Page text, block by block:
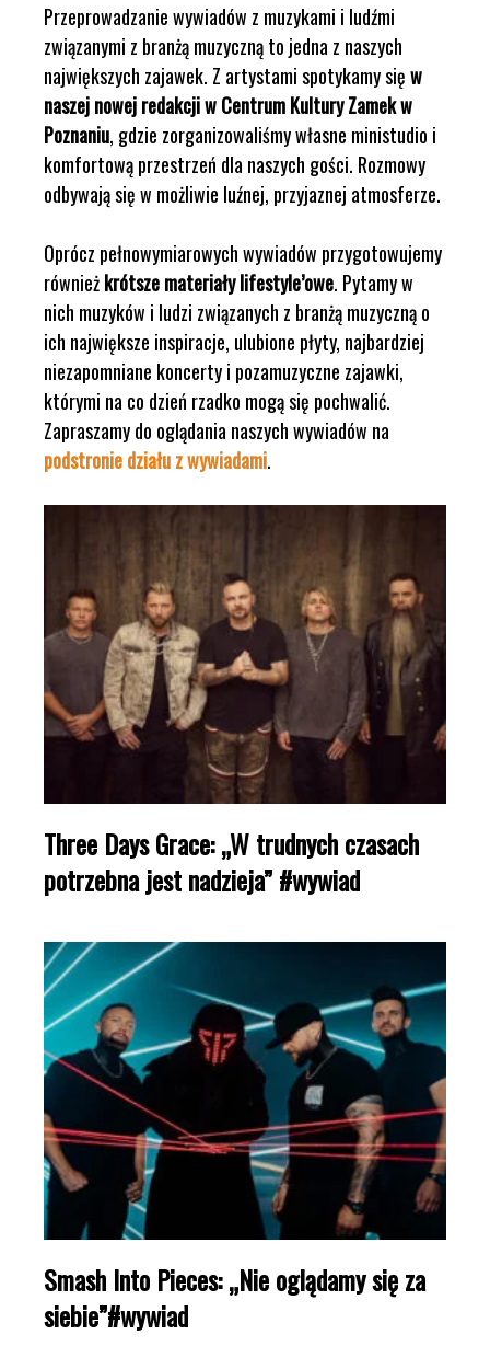
Przeprowadzanie wywiadów z muzykami i ludźmi
związanymi z branżą muzyczną to jedna z naszych
największych zajawek. Z artystami spotykamy sięw
naszej nowej redakcji w Centrum Kultury Zamek w
Poznaniu, gdzie zorganizowaliśmy własne ministudio i
komfortową przestrzeń dla naszych gości. Rozmowy
odbywają się w możliwie luźnej, przyjaznej atmosferze.
Oprócz pełnowymiarowych wywiadów przygotowujemy
równieżkrótsze materiały lifestyle’owe. Pytamy w
nich muzyków i ludzi związanych z branżą muzyczną o
ich największe inspiracje, ulubione płyty, najbardziej
niezapomniane koncerty i pozamuzyczne zajawki,
którymi na co dzień rzadko mogą się pochwalić.
Zapraszamy do oglądania naszych wywiadów na
podstronie działu z wywiadami.
Three Days Grace: „W trudnych czasach
potrzebna jest nadzieja” #wywiad
Smash Into Pieces: „Nie oglądamy się za
siebie”#wywiad